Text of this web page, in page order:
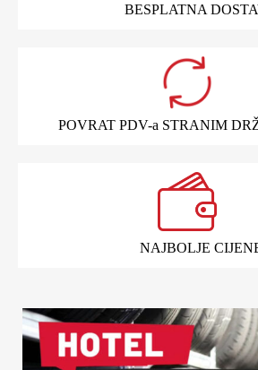
BESPLATNA
POVRAT PDV-a STRANIM
NAJBOLJE